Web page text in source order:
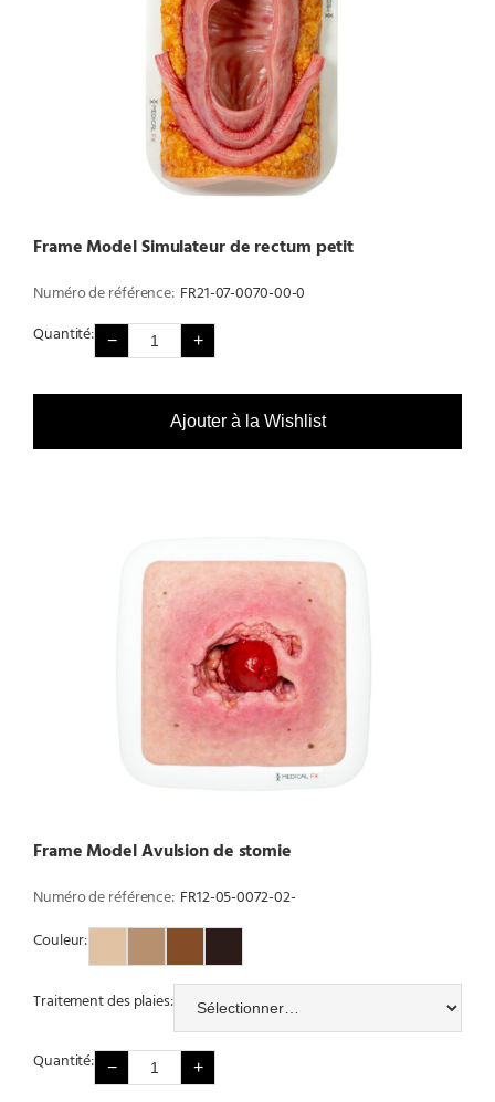
Frame Model Simulateur de rectum petit
Numéro de référence: FR21-07-0070-00-0
Quantité:
− +
Ajouter à la Wishlist
Frame Model Avulsion de stomie
Numéro de référence: FR12-05-0072-02-
Couleur:
Traitement des plaies:
Quantité: − +